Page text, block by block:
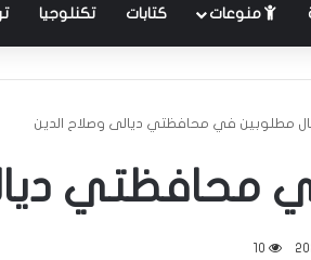
منوعات كتابات تكنلوجيا
مطلوبين في محافظتي ديالى وصلاح الدين
محافظتي
10